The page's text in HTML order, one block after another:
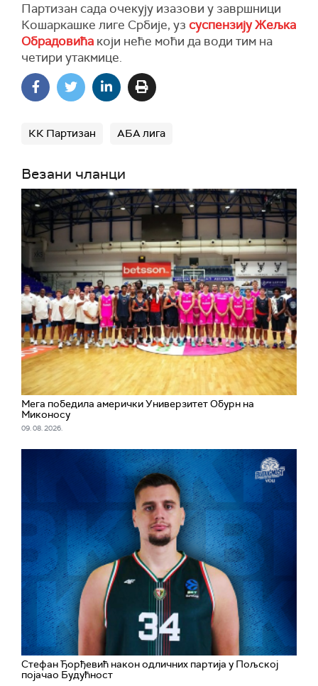
Партизан сада очекују изазови у завршници
Кошаркашке лиге Србије, уз суспензију Жељка
Обрадовића који неће моћи да води тим на
четири утакмице.
КК Партизан АБА лига
Везани чланци
Мега победила амерички Универзитет Обурн на
Миконосу
09. 08. 2026.
Стефан Ђорђевић након одличних партија у Пољској
појачао Будућност